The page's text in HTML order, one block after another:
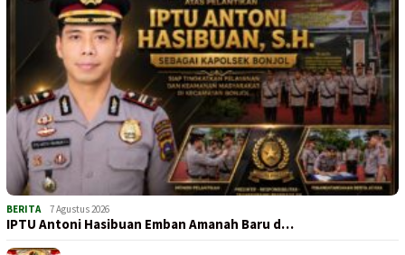
BERITA 7 Agustus 2026
IPTU Antoni Hasibuan Emban Amanah Baru d…